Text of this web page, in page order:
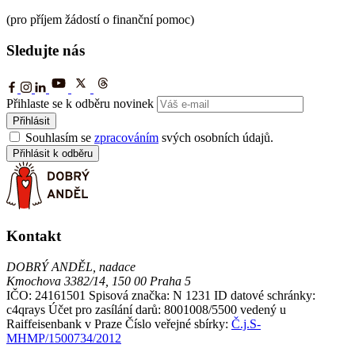
(pro příjem žádostí o finanční pomoc)
Sledujte nás
Přihlaste se k odběru novinek
Přihlásit
Souhlasím se zpracováním svých osobních údajů.
Přihlásit k odběru
Kontakt
DOBRÝ ANDĚL, nadace
Kmochova 3382/14, 150 00 Praha 5
IČO: 24161501 Spisová značka: N 1231 ID datové schránky:
c4qrays Účet pro zasílání darů: 8001008/5500 vedený u
Raiffeisenbank v Praze Číslo veřejné sbírky: Č.j.S-
MHMP/1500734/2012